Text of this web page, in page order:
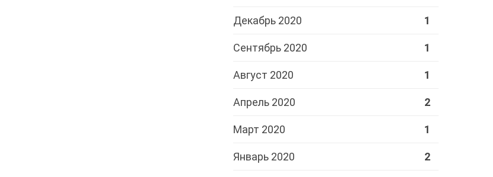
Декабрь 2020 1
Сентябрь 2020 1
Август 2020 1
Апрель 2020 2
Март 2020 1
Январь 2020 2